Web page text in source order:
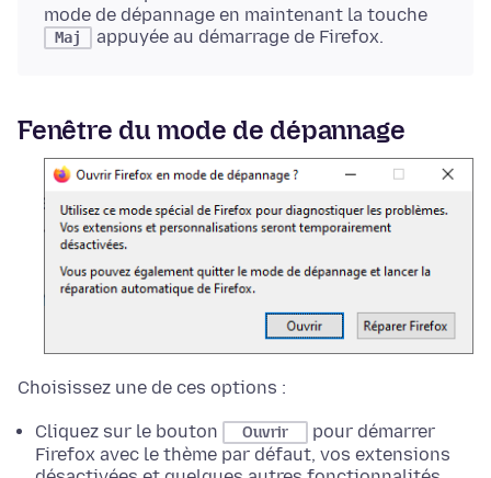
mode de dépannage en maintenant la touche
Maj appuyée au démarrage de Firefox.
Fenêtre du mode de dépannage
Choisissez une de ces options :
Cliquez sur le bouton Ouvrir
pour démarrer
Firefox avec le thème par défaut, vos extensions